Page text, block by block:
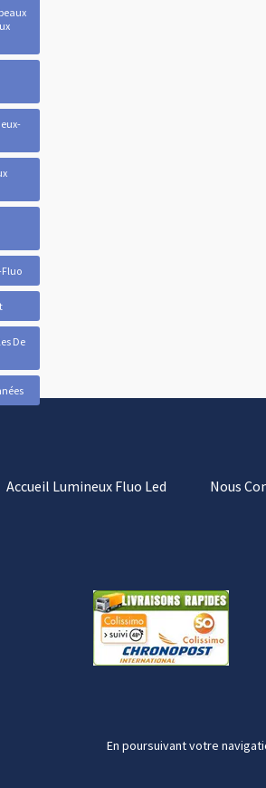
De
Accueil Lumineux Fluo Led Nous
En poursuivant votre